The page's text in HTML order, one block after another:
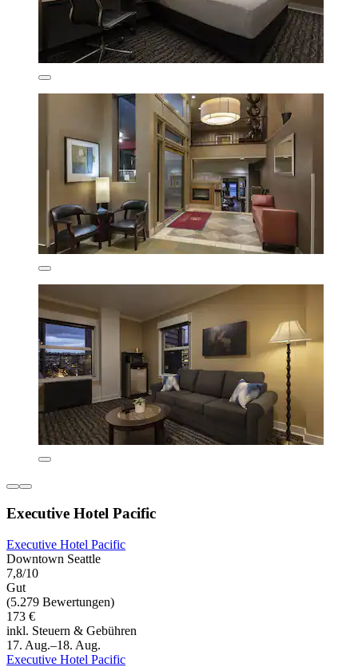
Executive Hotel Pacific
Executive Hotel Pacific
Downtown Seattle
7,8/10
Gut
(5.279 Bewertungen)
173 €
inkl. Steuern & Gebühren
17. Aug.–18. Aug.
Executive Hotel Pacific